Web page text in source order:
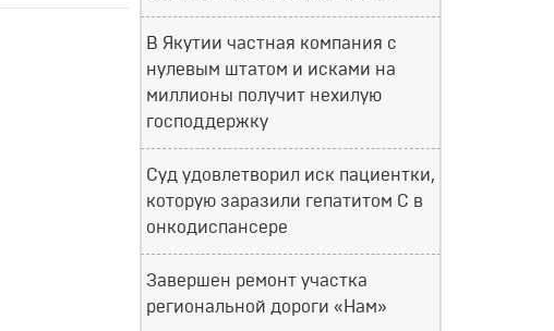
В Якутии частная компания с
нулевым штатом и исками на
миллионы получит нехилую
господдержку
Суд удовлетворил иск пациентки,
которую заразили гепатитом С в
онкодиспансере
Завершен ремонт участка
региональной дороги «Нам»